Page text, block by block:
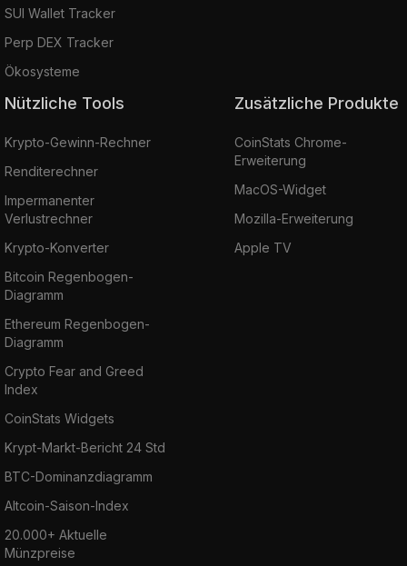
SUI Wallet Tracker
Perp DEX Tracker
Ökosysteme
Nützliche Tools
Krypto-Gewinn-Rechner
Renditerechner
Impermanenter
Verlustrechner
Krypto-Konverter
Bitcoin Regenbogen-
Diagramm
Ethereum Regenbogen-
Diagramm
Crypto Fear and Greed
Index
CoinStats Widgets
Krypt-Markt-Bericht 24 Std
BTC-Dominanzdiagramm
Altcoin-Saison-Index
20.000+ Aktuelle
Münzpreise
Zusätzliche Produkte
CoinStats Chrome-
Erweiterung
MacOS-Widget
Mozilla-Erweiterung
Apple TV